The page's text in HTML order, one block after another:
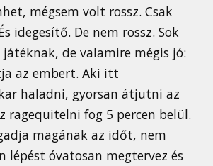
mégsem volt rossz. Csak
idegesítő. De nem rossz. Sok
de valamire mégis jó:
az embert. Aki itt
haladni, gyorsan átjutni az
ragequitelni fog 5 percen belül.
magának az időt, nem
lépést óvatosan megtervez és